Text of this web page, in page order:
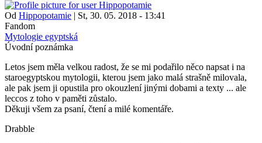
Od Hippopotamie | St, 30. 05. 2018 - 13:41
Fandom
Mytologie egyptská
Úvodní poznámka
Letos jsem měla velkou radost, že se mi podařilo něco napsat i na
staroegyptskou mytologii, kterou jsem jako malá strašně milovala,
ale pak jsem ji opustila pro okouzlení jinými dobami a texty ... ale
leccos z toho v paměti zůstalo.
Děkuji všem za psaní, čtení a milé komentáře.
Drabble